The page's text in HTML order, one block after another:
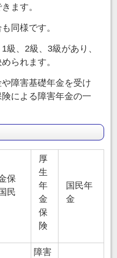
ます。
同様です。
級、2級、3級があり、
られます。
障害基礎年金を受け
による障害年金の一
保
民
厚
生
年
金
保
険
国民年
金
障害